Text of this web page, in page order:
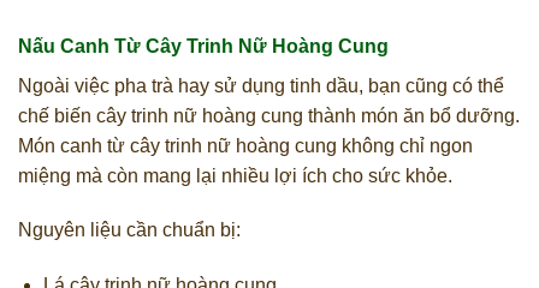
Nấu Canh Từ Cây Trinh Nữ Hoàng Cung
Ngoài việc pha trà hay sử dụng tinh dầu, bạn cũng có thể
chế biến cây trinh nữ hoàng cung thành món ăn bổ dưỡng.
Món canh từ cây trinh nữ hoàng cung không chỉ ngon
miệng mà còn mang lại nhiều lợi ích cho sức khỏe.
Nguyên liệu cần chuẩn bị: